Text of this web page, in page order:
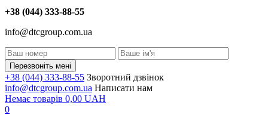
+38 (044) 333-88-55
info@dtcgroup.com.ua
Перезвоніть мені
+38 (044) 333-88-55 Зворотний дзвінок
info@dtcgroup.com.ua Написати нам
Немає товарів 0,00 UAH
0